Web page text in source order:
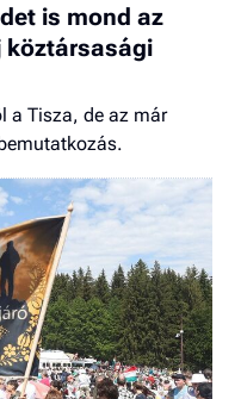
is mond az
köztársasági
a Tisza, de az már